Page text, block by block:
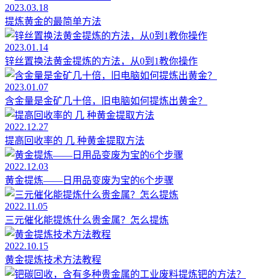
2023.03.18
提炼黄金的最简单方法
2023.01.14
锌丝置换法黄金提炼的方法，从0到1教你操作
2023.01.07
含金量是金矿几十倍，旧电脑如何提炼出黄金？
2022.12.27
提高回收率的 几 种黄金提取方法
2022.12.03
黄金提炼——日用品变废为宝的6个步骤
2022.11.05
三元催化能提炼什么贵金属？怎么提炼
2022.10.15
黄金提炼技术方法教程